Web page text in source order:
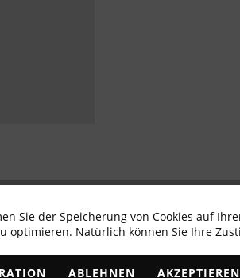
& 10% - Gutschein
Angebote ✓ Die aktuellsten Trends
Sie der Speicherung von Cookies auf
optimieren. Natürlich können Sie Ihre
ABLEHNEN AKZEPTIEREN